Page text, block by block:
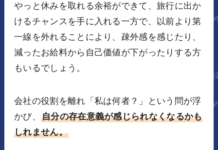
やっと休みを取れる余裕ができて、旅行に出か
けるチャンスを手に入れる一方で、以前より第
一線を外れることにより、疎外感を感じたり、
減ったお給料から自己価値が下がったりする方
もいるでしょう。
会社の役割を離れ「私は何者？」という問が浮
かび、 自分の存在意義が感じられなくなるかも
しれません。